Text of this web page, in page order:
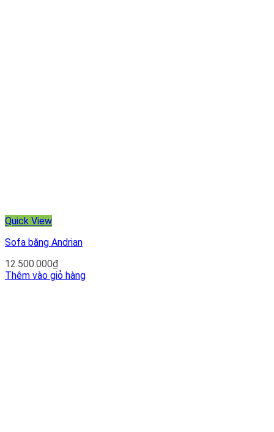
Quick View
Sofa băng Andrian
12.500.000₫
Thêm vào giỏ hàng